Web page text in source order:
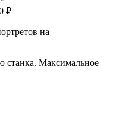
₽
на
станка. Максимальное